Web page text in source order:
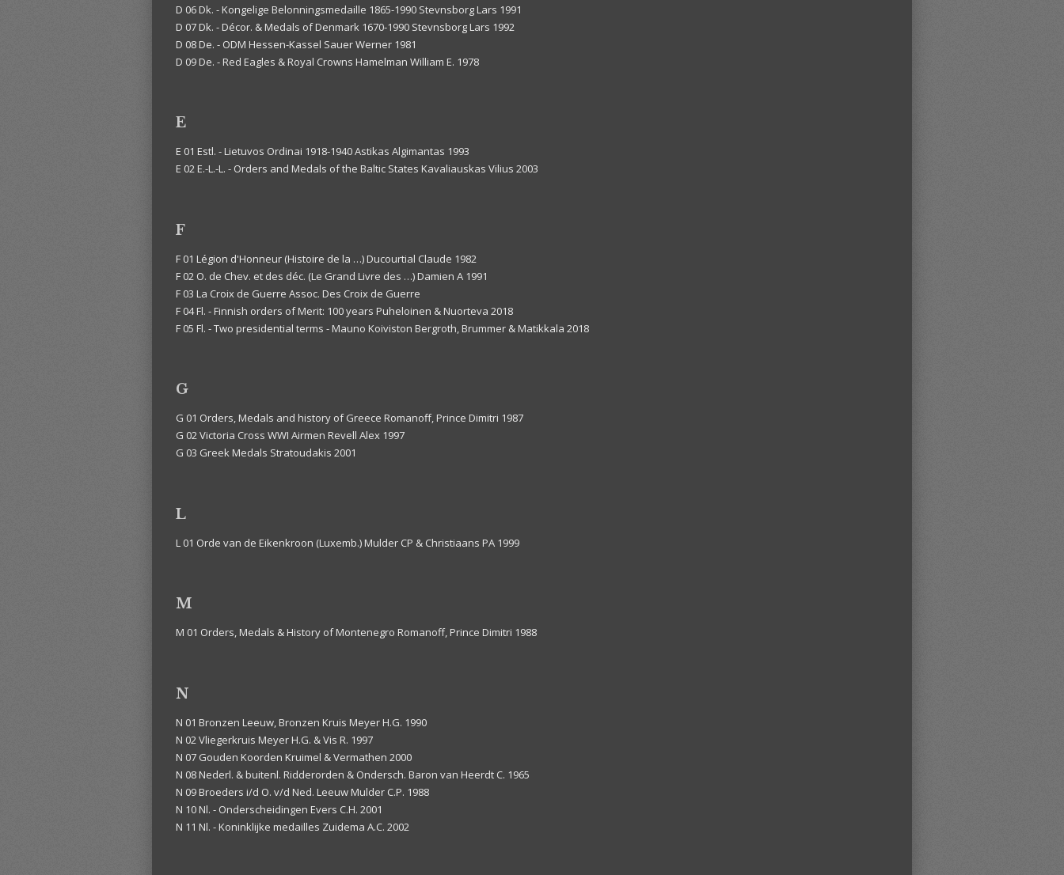
D 06 Dk. - Kongelige Belonningsmedaille 1865-1990 Stevnsborg Lars 1991
D 07 Dk. - Décor. & Medals of Denmark 1670-1990 Stevnsborg Lars 1992
D 08 De. - ODM Hessen-Kassel Sauer Werner 1981
D 09 De. - Red Eagles & Royal Crowns Hamelman William E. 1978
E
E 01 Estl. - Lietuvos Ordinai 1918-1940 Astikas Algimantas 1993
E 02 E.-L.-L. - Orders and Medals of the Baltic States Kavaliauskas Vilius 2003
F
F 01 Légion d'Honneur (Histoire de la …) Ducourtial Claude 1982
F 02 O. de Chev. et des déc. (Le Grand Livre des …) Damien A 1991
F 03 La Croix de Guerre Assoc. Des Croix de Guerre
F 04 Fl. - Finnish orders of Merit: 100 years Puheloinen & Nuorteva 2018
F 05 Fl. - Two presidential terms - Mauno Koiviston Bergroth, Brummer & Matikkala 2018
G
G 01 Orders, Medals and history of Greece Romanoff, Prince Dimitri 1987
G 02 Victoria Cross WWI Airmen Revell Alex 1997
G 03 Greek Medals Stratoudakis 2001
L
L 01 Orde van de Eikenkroon (Luxemb.) Mulder CP & Christiaans PA 1999
M
M 01 Orders, Medals & History of Montenegro Romanoff, Prince Dimitri 1988
N
N 01 Bronzen Leeuw, Bronzen Kruis Meyer H.G. 1990
N 02 Vliegerkruis Meyer H.G. & Vis R. 1997
N 07 Gouden Koorden Kruimel & Vermathen 2000
N 08 Nederl. & buitenl. Ridderorden & Ondersch. Baron van Heerdt C. 1965
N 09 Broeders i/d O. v/d Ned. Leeuw Mulder C.P. 1988
N 10 Nl. - Onderscheidingen Evers C.H. 2001
N 11 Nl. - Koninklijke medailles Zuidema A.C. 2002